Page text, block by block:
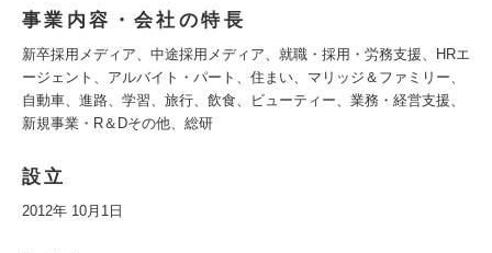
事業内容・会社の特長
新卒採用メディア、中途採用メディア、就職・採用・労務支援、HRエ
ージェント、アルバイト・パート、住まい、マリッジ＆ファミリー、
自動車、進路、学習、旅行、飲食、ビューティー、業務・経営支援、
新規事業・R＆Dその他、総研
設立
2012年 10月1日